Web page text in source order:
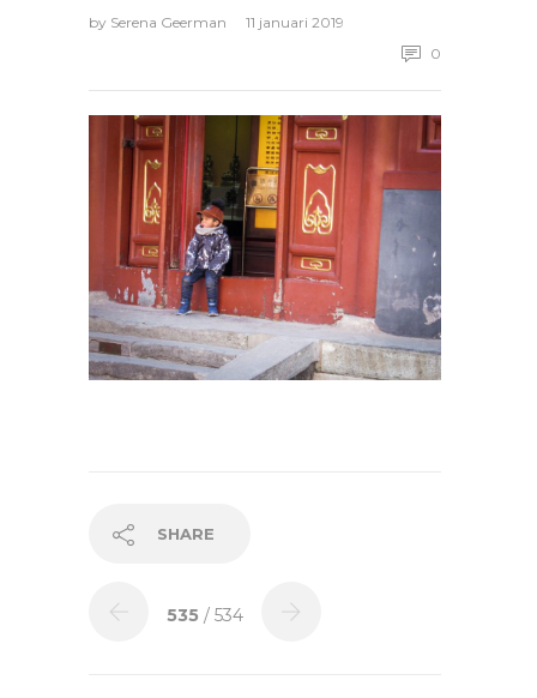
by Serena Geerman
11 januari 2019
0
SHARE
535 / 534